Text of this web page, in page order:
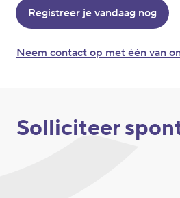
Registreer je vandaag nog
Neem contact op met één van
Solliciteer